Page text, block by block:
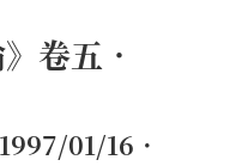
卷五．
01/16．